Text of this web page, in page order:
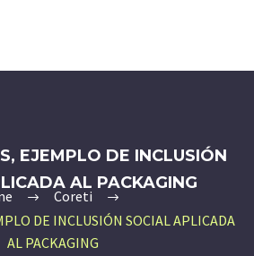
EJEMPLO DE INCLUSIÓN
AL PACKAGING
Coreti
DE INCLUSIÓN SOCIAL APLICADA
AL PACKAGING